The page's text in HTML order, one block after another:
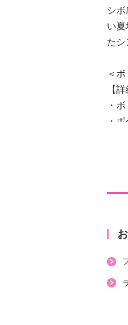
シ
い夏
たシ
＜ボ
【詳
・
・
【
・自
・ド
【個